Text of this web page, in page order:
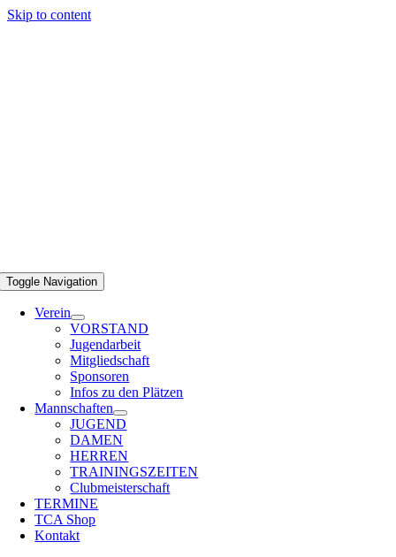
Skip to content
Toggle Navigation
Verein
VORSTAND
Jugendarbeit
Mitgliedschaft
Sponsoren
Infos zu den Plätzen
Mannschaften
JUGEND
DAMEN
HERREN
TRAININGSZEITEN
Clubmeisterschaft
TERMINE
TCA Shop
Kontakt